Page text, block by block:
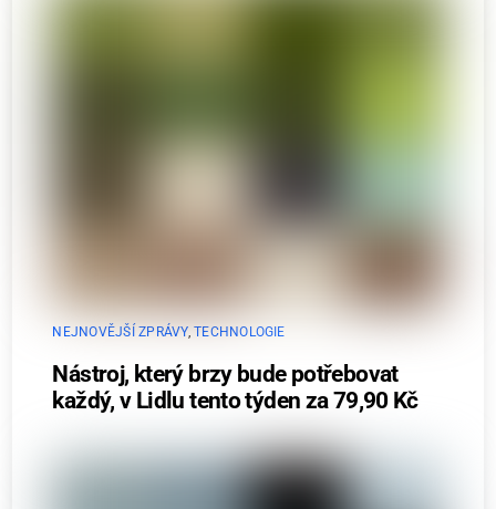
NEJNOVĚJŠÍ ZPRÁVY,TECHNOLOGIE
Nástroj, který brzy bude potřebovat
každý, v Lidlu tento týden za 79,90 Kč